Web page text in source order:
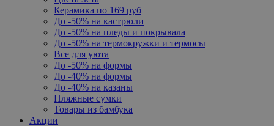
Керамика по 169 руб
До -50% на кастрюли
До -50% на пледы и покрывала
До -50% на термокружки и термосы
Все для уюта
До -50% на формы
До -40% на формы
До -40% на казаны
Пляжные сумки
Товары из бамбука
Акции